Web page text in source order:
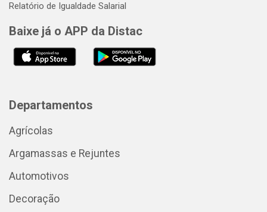
Relatório de Igualdade Salarial
Baixe já o APP da Distac
Departamentos
Agrícolas
Argamassas e Rejuntes
Automotivos
Decoração